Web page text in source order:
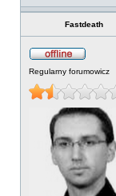
Fastdeath
Regularny forumowicz